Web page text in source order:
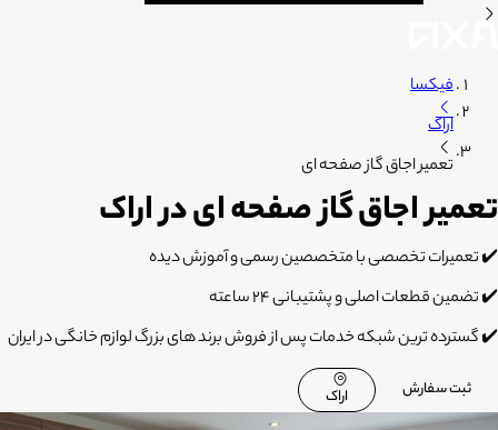
فیکسا
اراک
تعمیر اجاق گاز صفحه ای
تعمیر اجاق گاز صفحه ای در اراک
✔️ تعمیرات تخصصی با متخصصین رسمی و آموزش دیده
✔️ تضمین قطعات اصلی و پشتیبانی 24 ساعته
✔️ گسترده ترین شبکه خدمات پس از فروش برند های بزرگ لوازم خانگی در ایران
ثبت سفارش اراک